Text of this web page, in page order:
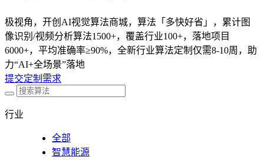
极视角，开创AI视觉算法商城，算法「多快好省」，累计图
像识别/视频分析算法1500+，覆盖行业100+，落地项目
6000+，平均准确率≥90%，全新行业算法定制仅需8-10周，助
力“AI+全场景”落地
提交定制需求
行业
全部
智慧能源